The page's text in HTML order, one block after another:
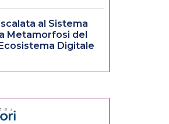
scalata al Sistema
Metamorfosi del
Digitale